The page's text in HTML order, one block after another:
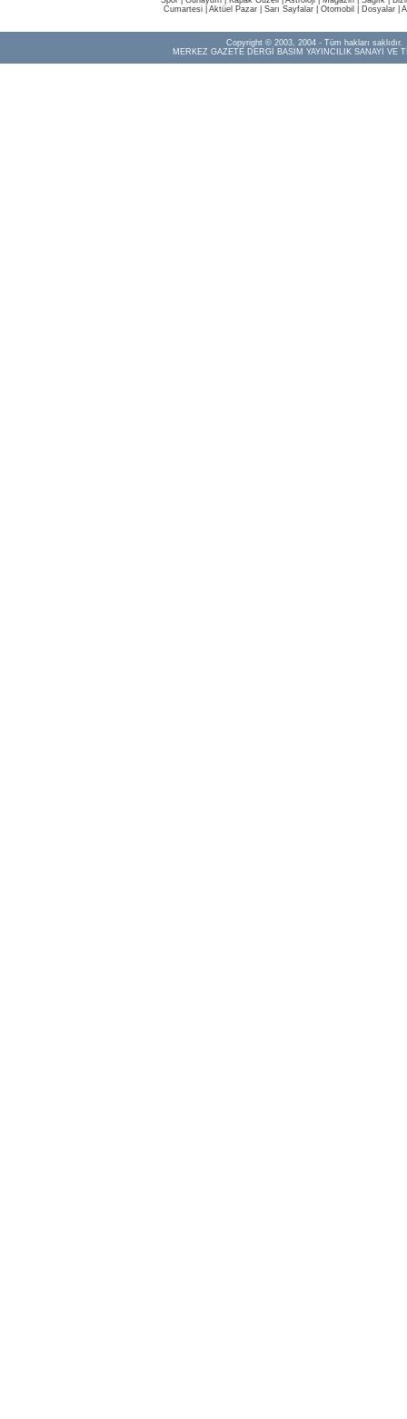
Cumartesi| Aktüel Pazar| Sarı Sayfalar| Otomobil Dosyalar|
Copyright © 2003, 2004 - Tüm hakları saklıdır.
MERKEZ GAZETE DERGİ BASIM YAYINCILIK SANAYİ VE